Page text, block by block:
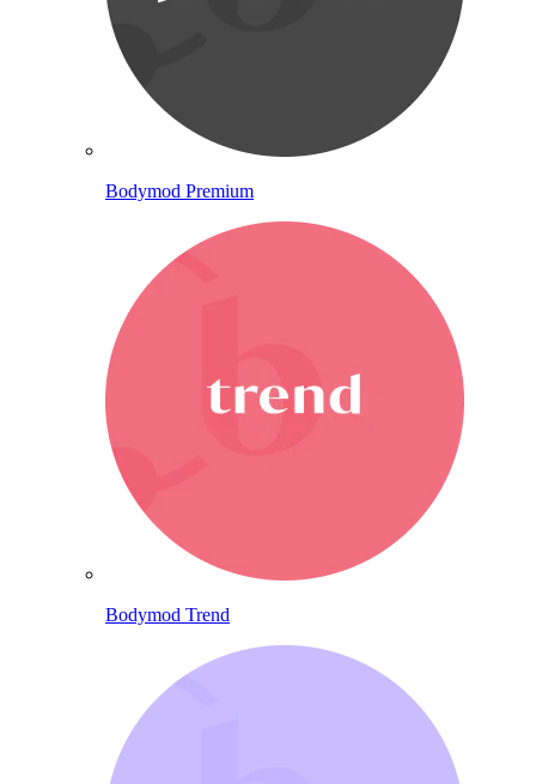
Bodymod Premium
Bodymod Trend